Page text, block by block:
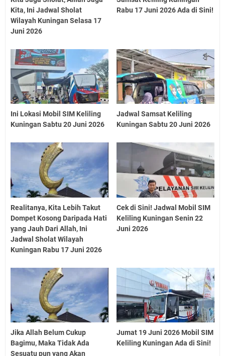
Kita, Ini Jadwal Sholat
Wilayah Kuningan Selasa 17
Juni 2026
Rabu 17 Juni 2026 Ada di Sini!
Ini Lokasi Mobil SIM Keliling
Kuningan Sabtu 20 Juni 2026
Jadwal Samsat Keliling
Kuningan Sabtu 20 Juni 2026
Realitanya, Kita Lebih Takut
Dompet Kosong Daripada Hati
yang Jauh Dari Allah, Ini
Jadwal Sholat Wilayah
Kuningan Rabu 17 Juni 2026
Cek di Sini! Jadwal Mobil SIM
Keliling Kuningan Senin 22
Juni 2026
Jika Allah Belum Cukup
Bagimu, Maka Tidak Ada
Sesuatu pun yang Akan
Jumat 19 Juni 2026 Mobil SIM
Keliling Kuningan Ada di Sini!